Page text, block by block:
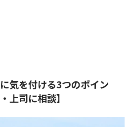
気を付ける3つのポイン
上司に相談】